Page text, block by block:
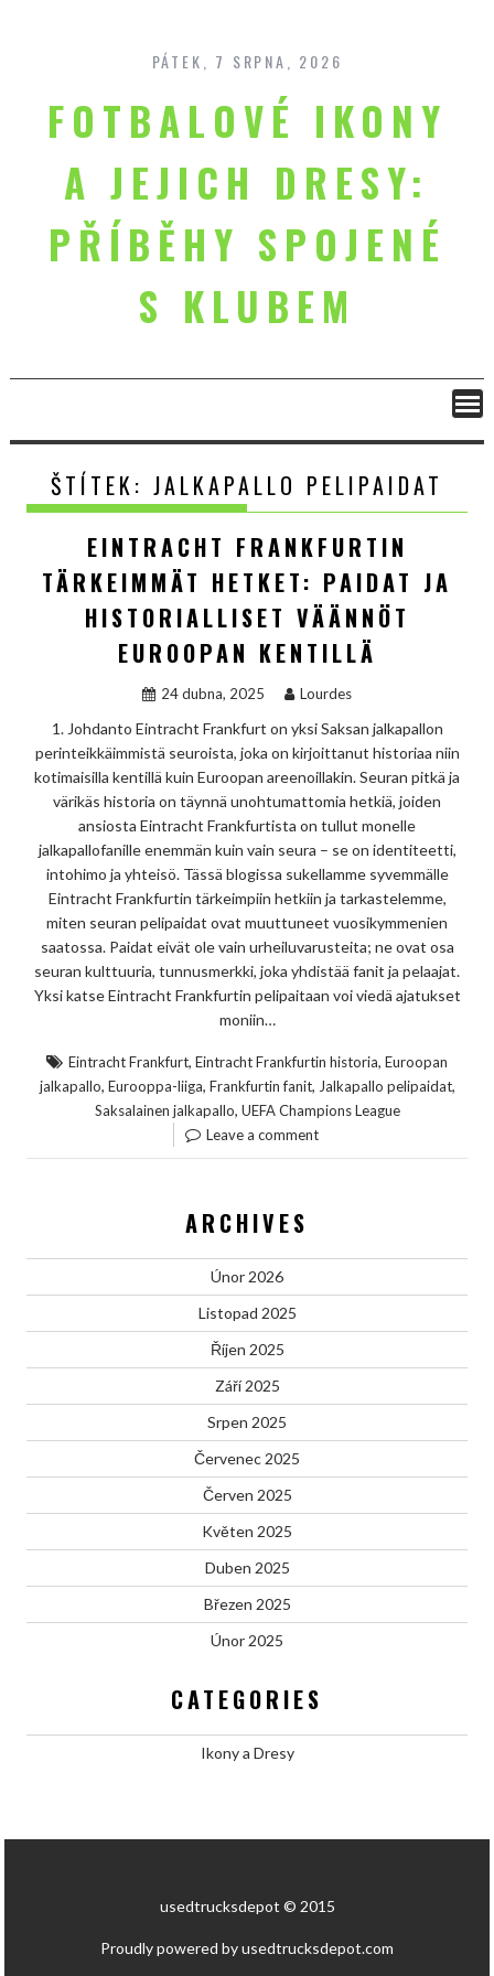
content
PÁTEK, 7 SRPNA, 2026
FOTBALOVÉ IKONY
A JEJICH DRESY:
PŘÍBĚHY SPOJENÉ
S KLUBEM
ŠTÍTEK: JALKAPALLO PELIPAIDAT
EINTRACHT FRANKFURTIN
TÄRKEIMMÄT HETKET: PAIDAT JA
HISTORIALLISET VÄÄNNÖT
EUROOPAN KENTILLÄ
24 dubna, 2025 Lourdes
1. Johdanto Eintracht Frankfurt on yksi Saksan jalkapallon
perinteikkäimmistä seuroista, joka on kirjoittanut historiaa niin
kotimaisilla kentillä kuin Euroopan areenoillakin. Seuran pitkä ja
värikäs historia on täynnä unohtumattomia hetkiä, joiden
ansiosta Eintracht Frankfurtista on tullut monelle
jalkapallofanille enemmän kuin vain seura – se on identiteetti,
intohimo ja yhteisö. Tässä blogissa sukellamme syvemmälle
Eintracht Frankfurtin tärkeimpiin hetkiin ja tarkastelemme,
miten seuran pelipaidat ovat muuttuneet vuosikymmenien
saatossa. Paidat eivät ole vain urheiluvarusteita; ne ovat osa
seuran kulttuuria, tunnusmerkki, joka yhdistää fanit ja pelaajat.
Yksi katse Eintracht Frankfurtin pelipaitaan voi viedä ajatukset
moniin…
Eintracht Frankfurt, Eintracht Frankfurtin historia, Euroopan
jalkapallo, Eurooppa-liiga, Frankfurtin fanit, Jalkapallo pelipaidat,
Saksalainen jalkapallo, UEFA Champions League
Leave a comment
ARCHIVES
Únor 2026
Listopad 2025
Říjen 2025
Září 2025
Srpen 2025
Červenec 2025
Červen 2025
Květen 2025
Duben 2025
Březen 2025
Únor 2025
CATEGORIES
Ikony a Dresy
usedtrucksdepot © 2015
Proudly powered by usedtrucksdepot.com